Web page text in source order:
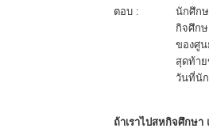
ตอบ :
นักศึก
กิจศึก
ของศู
สุดท้า
วันที่นัก
ถ้าเราไปสหกิจศึกษา